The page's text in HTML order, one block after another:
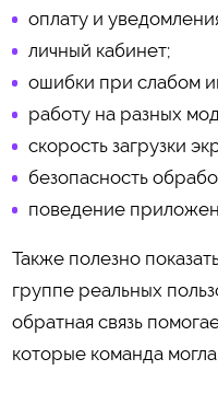
оплату и
личный кабинет;
ошибки при слабом
работу на разных
скорость загрузки
безопасность
поведение
Также полезно
группе реальных
обратная связь
которые команда